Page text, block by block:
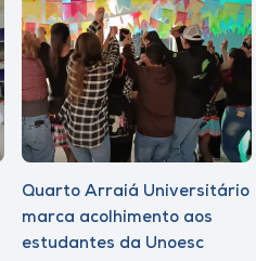
Quarto Arraiá Universitário
marca acolhimento aos
estudantes da Unoesc